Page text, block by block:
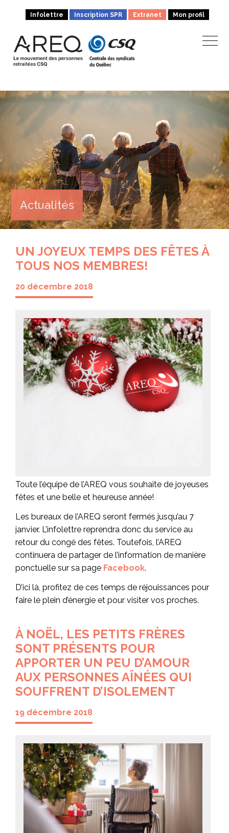
Infolettre Inscription SPR Extranet Mon profil
Actualités
UN JOYEUX TEMPS DES FÊTES À
TOUS NOS MEMBRES!
20 décembre 2018
Toute l’équipe de l’AREQ vous souhaite de joyeuses
fêtes et une belle et heureuse année!
Les bureaux de l’AREQ seront fermés jusqu’au 7
janvier. L’infolettre reprendra donc du service au
retour du congé des fêtes. Toutefois, l’AREQ
continuera de partager de l’information de manière
ponctuelle sur sa page Facebook.
D’ici là, profitez de ces temps de réjouissances pour
faire le plein d’énergie et pour visiter vos proches.
À NOËL, LES PETITS FRÈRES
SONT PRÉSENTS POUR
APPORTER UN PEU D’AMOUR
AUX PERSONNES AÎNÉES QUI
SOUFFRENT D’ISOLEMENT
19 décembre 2018